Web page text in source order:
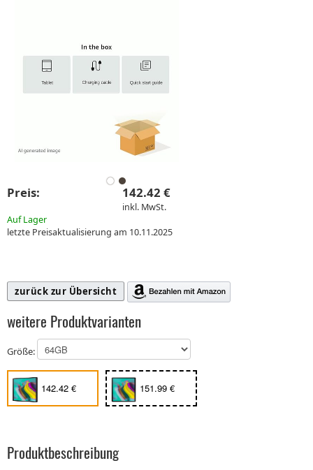
Preis: 142.42 €
inkl. MwSt.
Auf Lager
letzte Preisaktualisierung am 10.11.2025
zurück zur Übersicht
weitere Produktvarianten
Größe:
142.42 € 151.99 €
Produktbeschreibung